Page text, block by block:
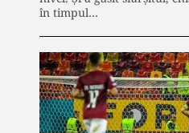
în timpul…